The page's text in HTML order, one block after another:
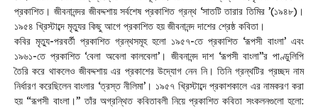
প্রকাশিত। জীবনানন্দর জীবদ্দশায় সর্বশেষ প্রকাশিত গ্রন্থ ‘সাতটি তারার তিমির ’(১৯৪৮)।
১৯৫৪ খ্রিস্টাব্দে মৃত্যুর কিছু আগে প্রকাশিত হয় জীবনানন্দ দাশের শ্রেষ্ঠ কবিতা।
কবির মৃত্যু-পরবর্তী প্রকাশিত গ্রন্থসমূহ হলো ১৯৫৭-তে প্রকাশিত ‘রূপসী বাংলা’ এবং
১৯৬১-তে প্রকাশিত ‘বেলা অবেলা কালবেলা’। জীবনানন্দ দাশ ‘রূপসী বাংলা’’র পাণ্ডুলিপি
তৈরি করে থাকলেও জীবদ্দশায় এর প্রকাশের উদ্যোগ নেন নি। তিনি গ্রন্থটির প্রচ্ছদ নাম
নির্ধারণ করেছিলেন বাংলার ‘ত্রস্ত নীলিমা’। ১৯৫৭ খ্রিস্টাব্দে প্রকাশকালে এর নামকরণ করা
হয় “রূপসী বাংলা।” তাঁর অগ্রন্থিত কবিতাবলী নিয়ে প্রকাশিত কবিতা সংকলনগুলো হলো: